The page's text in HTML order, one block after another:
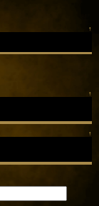
↑
↑
↑